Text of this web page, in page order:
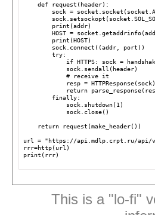
def request (header):
sock = socket socket (socket
sock setsockopt (socket
print (addr)
HOST = socket getaddrinfo(
print (HOST)
sock connect ((addr port ))
try:
if HTTPS: sock =
sock sendall (header)
# receive it
resp = HTTPResponse(sock)
return parse_response(
finally:
sock shutdown(1 )
sock close()
return request (make_header())
url
= "https://api.mdlp.crpt.ru/
rrr=http(url )
print (rrr)
This is a "lo-fi"